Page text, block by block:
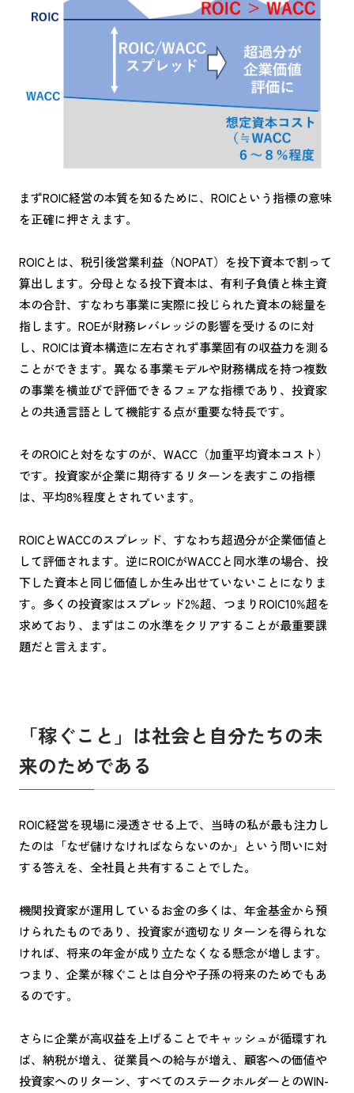
まずROIC経営の本質を知るために、ROICという指標の意味
を正確に押さえます。
ROICとは、税引後営業利益（NOPAT）を投下資本で割って
算出します。分母となる投下資本は、有利子負債と株主資
本の合計、すなわち事業に実際に投じられた資本の総量を
指します。ROEが財務レバレッジの影響を受けるのに対
し、ROICは資本構造に左右されず事業固有の収益力を測る
ことができます。異なる事業モデルや財務構成を持つ複数
の事業を横並びで評価できるフェアな指標であり、投資家
との共通言語として機能する点が重要な特長です。
そのROICと対をなすのが、WACC（加重平均資本コスト）
です。投資家が企業に期待するリターンを表すこの指標
は、平均8%程度とされています。
ROICとWACCのスプレッド、すなわち超過分が企業価値と
して評価されます。逆にROICがWACCと同水準の場合、投
下した資本と同じ価値しか生み出せていないことになりま
す。多くの投資家はスプレッド2%超、つまりROIC10%超を
求めており、まずはこの水準をクリアすることが最重要課
題だと言えます。
「稼ぐこと」は社会と自分たちの未
来のためである
ROIC経営を現場に浸透させる上で、当時の私が最も注力し
たのは「なぜ儲けなければならないのか」という問いに対
する答えを、全社員と共有することでした。
機関投資家が運用しているお金の多くは、年金基金から預
けられたものであり、投資家が適切なリターンを得られな
ければ、将来の年金が成り立たなくなる懸念が増します。
つまり、企業が稼ぐことは自分や子孫の将来のためでもあ
るのです。
さらに企業が高収益を上げることでキャッシュが循環すれ
ば、納税が増え、従業員への給与が増え、顧客への価値や
投資家へのリターン、すべてのステークホルダーとのWIN-